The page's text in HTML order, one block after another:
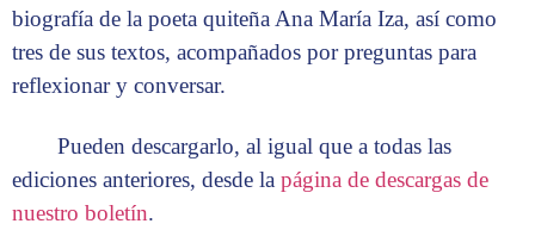
biografía de la poeta quiteña Ana María Iza, así como
tres de sus textos, acompañados por preguntas para
reflexionar y conversar.
Pueden descargarlo, al igual que a todas las
ediciones anteriores, desde la página de descargas de
nuestro boletín.